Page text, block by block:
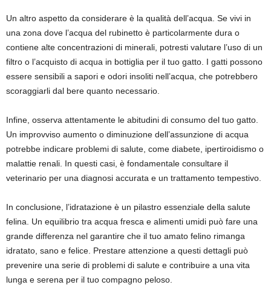
Un altro aspetto da considerare è la qualità dell’acqua. Se vivi in
una zona dove l’acqua del rubinetto è particolarmente dura o
contiene alte concentrazioni di minerali, potresti valutare l’uso di un
filtro o l’acquisto di acqua in bottiglia per il tuo gatto. I gatti possono
essere sensibili a sapori e odori insoliti nell’acqua, che potrebbero
scoraggiarli dal bere quanto necessario.
Infine, osserva attentamente le abitudini di consumo del tuo gatto.
Un improvviso aumento o diminuzione dell’assunzione di acqua
potrebbe indicare problemi di salute, come diabete, ipertiroidismo o
malattie renali. In questi casi, è fondamentale consultare il
veterinario per una diagnosi accurata e un trattamento tempestivo.
In conclusione, l’idratazione è un pilastro essenziale della salute
felina. Un equilibrio tra acqua fresca e alimenti umidi può fare una
grande differenza nel garantire che il tuo amato felino rimanga
idratato, sano e felice. Prestare attenzione a questi dettagli può
prevenire una serie di problemi di salute e contribuire a una vita
lunga e serena per il tuo compagno peloso.